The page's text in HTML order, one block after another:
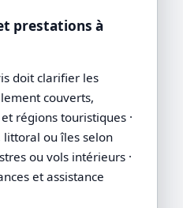
prestations à
doit clarifier les
couverts,
régions touristiques ·
ou îles selon
ou vols intérieurs ·
et assistance